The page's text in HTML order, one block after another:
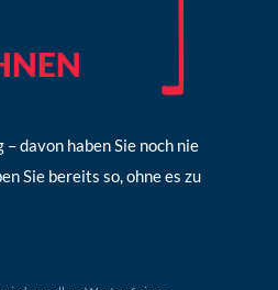
davon haben Sie noch nie
Sie bereits so, ohne es zu